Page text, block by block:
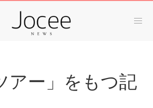
アー」をもつ記